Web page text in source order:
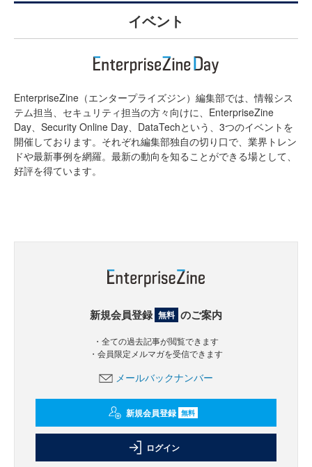
イベント
EnterpriseZine（エンタープライズジン）編集部では、情報シス
テム担当、セキュリティ担当の方々向けに、EnterpriseZine
Day、Security Online Day、DataTechという、3つのイベントを
開催しております。それぞれ編集部独自の切り口で、業界トレン
ドや最新事例を網羅。最新の動向を知ることができる場として、
好評を得ています。
新規会員登録 無料 のご案内
・全ての過去記事が閲覧できます
・会員限定メルマガを受信できます
メールバックナンバー
新規会員登録 無料
ログイン